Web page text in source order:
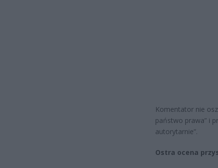
Komentator nie
państwo prawa” i
autorytarnie”.
Ostra ocena